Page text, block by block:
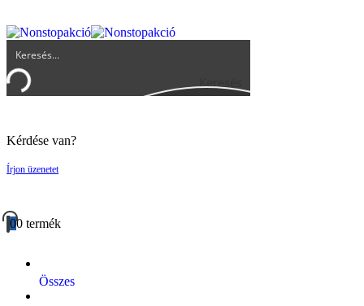
Keresés
Kérdése van?
Írjon üzenetet
00 termék
Összes